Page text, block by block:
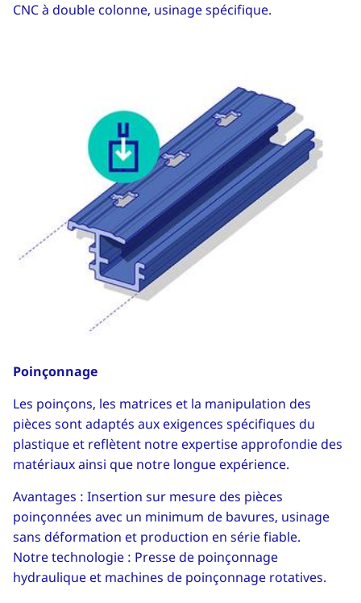
CNC à double colonne, usinage spécifique.
Poinçonnage
Les poinçons, les matrices et la manipulation des
pièces sont adaptés aux exigences spécifiques du
plastique et reflètent notre expertise approfondie des
matériaux ainsi que notre longue expérience.
Avantages : Insertion sur mesure des pièces
poinçonnées avec un minimum de bavures, usinage
sans déformation et production en série fiable.
Notre technologie : Presse de poinçonnage
hydraulique et machines de poinçonnage rotatives.